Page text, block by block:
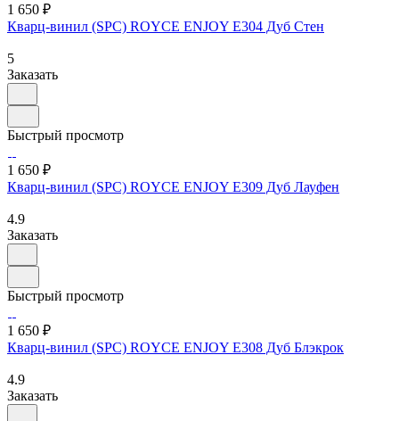
1 650 ₽
Кварц-винил (SPC) ROYCE ENJOY Е304 Дуб Стен
5
Заказать
Быстрый просмотр
1 650 ₽
Кварц-винил (SPC) ROYCE ENJOY Е309 Дуб Лауфен
4.9
Заказать
Быстрый просмотр
1 650 ₽
Кварц-винил (SPC) ROYCE ENJOY Е308 Дуб Блэкрок
4.9
Заказать